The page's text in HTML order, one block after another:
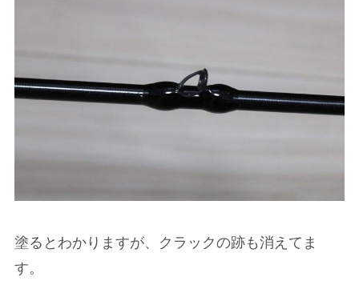
塗るとわかりますが、クラックの跡も消えてま
す。